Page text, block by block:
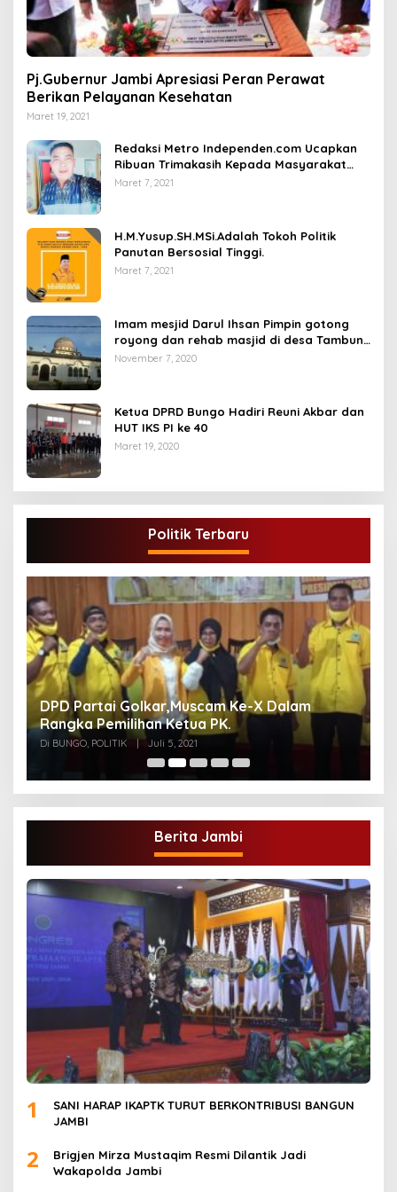
Pj.Gubernur Jambi Apresiasi Peran Perawat
Berikan Pelayanan Kesehatan
Maret 19, 2021
Redaksi Metro Independen.com Ucapkan
Ribuan Trimakasih Kepada Masyarakat
Pengunjung Dan Pembaca.
Maret 7, 2021
H.M.Yusup.SH.MSi.Adalah Tokoh Politik
Panutan Bersosial Tinggi.
Maret 7, 2021
Imam mesjid Darul Ihsan Pimpin gotong
royong dan rehab masjid di desa Tambun
Arang Kecamatan Sumay, kabupaten tebo
November 7, 2020
Ketua DPRD Bungo Hadiri Reuni Akbar dan
HUT IKS PI ke 40
Maret 19, 2020
Politik Terbaru
DPD Partai Golkar,Muscam Ke-X Dalam
Rangka Pemilihan Ketua PK.
Di BUNGO, POLITIK Juli 5, 2021
Berita Jambi
1
SANI HARAP IKAPTK TURUT BERKONTRIBUSI BANGUN
JAMBI
2
Brigjen Mirza Mustaqim Resmi Dilantik Jadi
Wakapolda Jambi